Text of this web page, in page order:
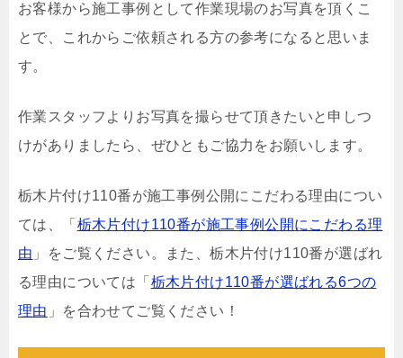
お客様から施工事例として作業現場のお写真を頂くこ
とで、これからご依頼される方の参考になると思いま
す。
作業スタッフよりお写真を撮らせて頂きたいと申しつ
けがありましたら、ぜひともご協力をお願いします。
栃木片付け110番が施工事例公開にこだわる理由につい
ては、「 栃木片付け110番が施工事例公開にこだわる理
由 」をご覧ください。また、栃木片付け110番が選ばれ
る理由については「 栃木片付け110番が選ばれる6つの
理由 」を合わせてご覧ください！